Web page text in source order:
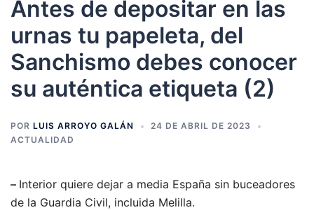
Antes de depositar en las
urnas tu papeleta, del
Sanchismo debes conocer
su auténtica etiqueta (2)
POR LUIS ARROYO GALÁN
24 DE ABRIL DE 2023
ACTUALIDAD
– Interior quiere dejar a media España sin buceadores
de la Guardia Civil, incluida Melilla.